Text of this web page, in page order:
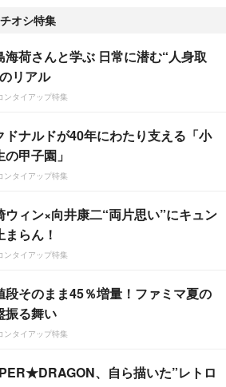
オシ特集
海荷さんと学ぶ 日常に潜む“人身取
リアル
ンタイアップ特集
ドナルドが40年にわたり支える「小
の甲子園」
ンタイアップ特集
ウィン×向井康二“両片思い”にキュン
まらん！
ンタイアップ特集
段そのまま45％増量！ファミマ夏の
振る舞い
ンタイアップ特集
、自ら描いた”レトロ